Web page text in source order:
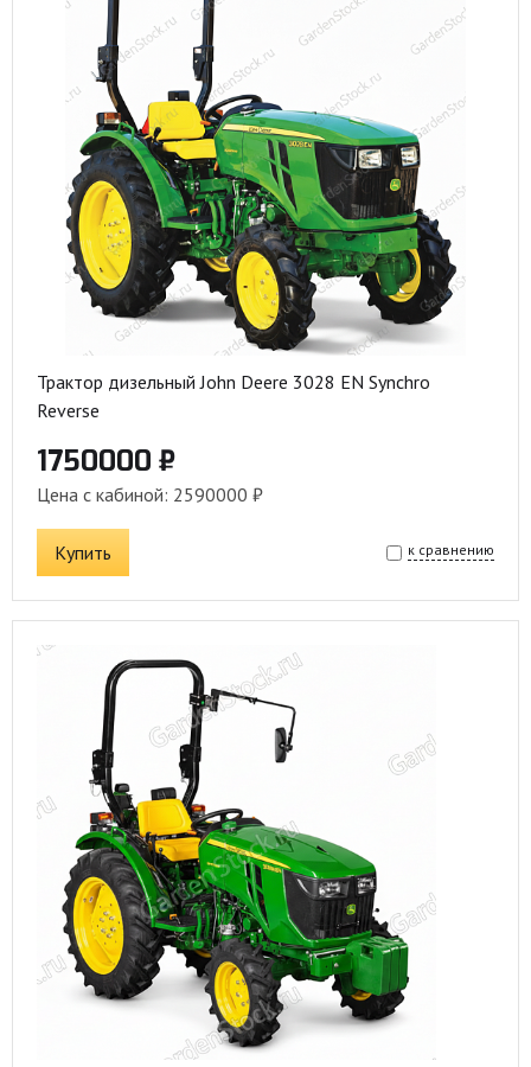
Трактор дизельный John Deere 3028 EN Synchro
Reverse
1750000 ₽
Цена с кабиной: 2590000 ₽
Купить к сравнению